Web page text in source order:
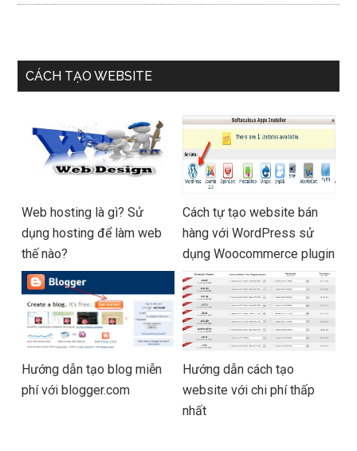
CÁCH TẠO WEBSITE
Web hosting là gì? Sử
dụng hosting để làm web
thế nào?
Cách tự tạo website bán
hàng với WordPress sử
dụng Woocommerce plugin
Hướng dẫn tạo blog miễn
phí với blogger.com
Hướng dẫn cách tạo
website với chi phí thấp
nhất